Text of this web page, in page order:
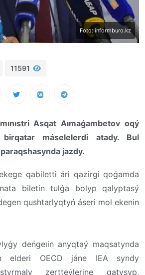
Foto: informburo.kz
11591
Asqat Aımaǵambetov oqý
birqatar máselelerdi atady. Bul
paraqshasynda jazdy.
qabiletti ári qazirgi qoǵamda
biletin tulǵa bolyp qalyptasý
qushtarlyqtyń áseri mol ekenin
deńgeıin anyqtaý maqsatynda
elderi OECD jáne IEA syndy
zertteýlerine qatysyp,